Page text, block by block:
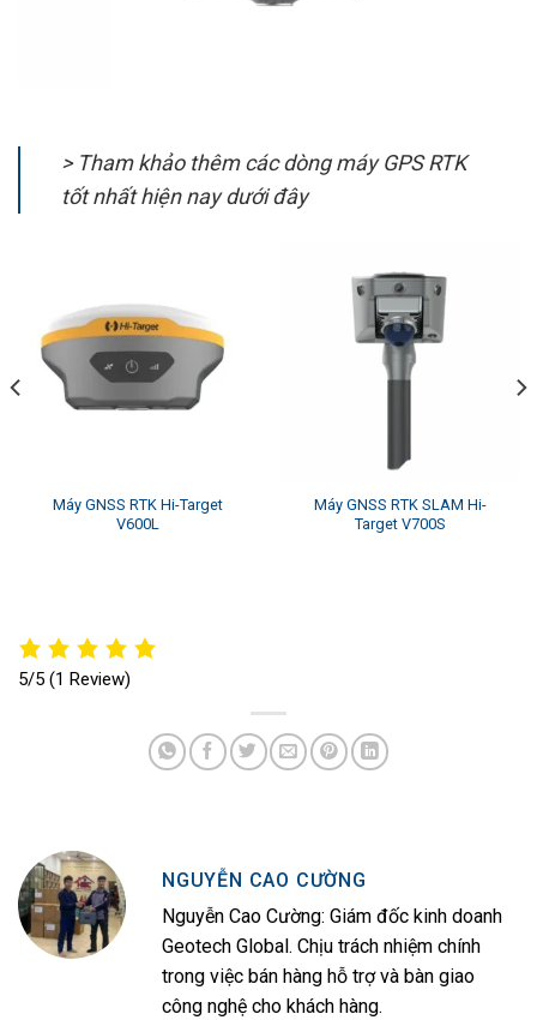
> Tham khảo thêm các dòng máy GPS RTK
tốt nhất hiện nay dưới đây
Máy GNSS RTK Hi-Target
V600L
Máy GNSS RTK SLAM Hi-
Target V700S
5/5 (1 Review)
NGUYỄN CAO CƯỜNG
Nguyễn Cao Cường: Giám đốc kinh doanh
Geotech Global. Chịu trách nhiệm chính
trong việc bán hàng hỗ trợ và bàn giao
công nghệ cho khách hàng.